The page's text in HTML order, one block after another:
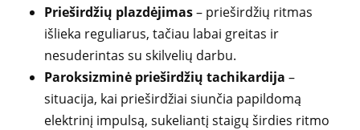
Prieširdžių plazdėjimas– prieširdžių ritmas
išlieka reguliarus, tačiau labai greitas ir
nesuderintas su skilvelių darbu.
Paroksizminė prieširdžių tachikardija –
situacija, kai prieširdžiai siunčia papildomą
elektrinį impulsą, sukeliantį staigų širdies ritmo